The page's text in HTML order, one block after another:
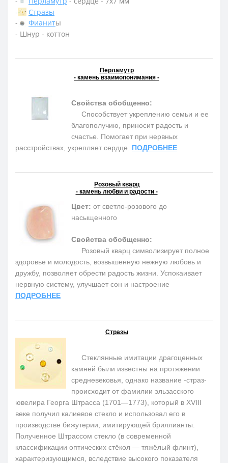
-
Стразы
-
Фианиты
- Шнур - коттон
Перламутр
- камень взаимопонимания -
Свойства обобщенно:
Способствует укреплению семьи и ее
благополучию, приносит радость и
счастье. Помогает при нервных
расстройствах, укрепляет сердце. ПОДРОБНЕЕ
Розовый кварц
- камень любви и радости -
Цвет: от светло-розового до
насыщенного
Свойства обобщенно:
Розовый кварц символизирует полное
здоровье и молодость, возвышенную нежную любовь и
дружбу, позволяет обрести радость жизни. Успокаивает
нервную систему, улучшает сон и настроение
ПОДРОБНЕЕ
Стразы
Стеклянные имитации драгоценных
камней были известны на протяжении
средневековья, однако название -страз-
происходит от фамилии эльзасского
ювелира Георга Штрасса (1701—1773), который в XVIII
веке получил калиевое стекло и использовал его в
производстве бижутерии, имитирующей бриллианты.
Полученное Штрассом стекло (в современной
классификации оптических стёкол — тяжёлый флинт),
характеризующимся, вследствие высокого показателя